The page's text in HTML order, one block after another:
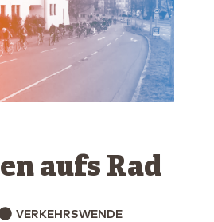
aufs Rad
VERKEHRSWENDE